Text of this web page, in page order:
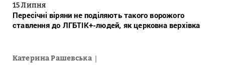
15 Липня
Пересічні віряни не поділяють такого ворожого
ставлення до ЛГБТІК+-людей, як церковна верхівка
Катерина Рашевська